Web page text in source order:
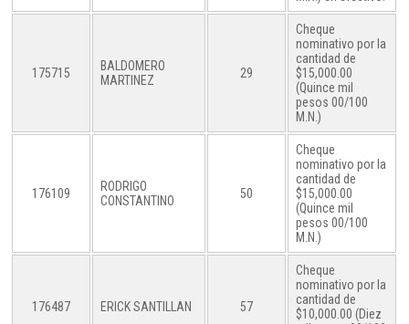
175715
BALDOMERO
MARTINEZ
29
Cheque
nominativo por la
cantidad de
$15,000.00
(Quince mil
pesos 00/100
M.N.)
176109
RODRIGO
CONSTANTINO
50
Cheque
nominativo por la
cantidad de
$15,000.00
(Quince mil
pesos 00/100
M.N.)
176487 ERICK SANTILLAN 57
Cheque
nominativo por la
cantidad de
$10,000.00 (Diez